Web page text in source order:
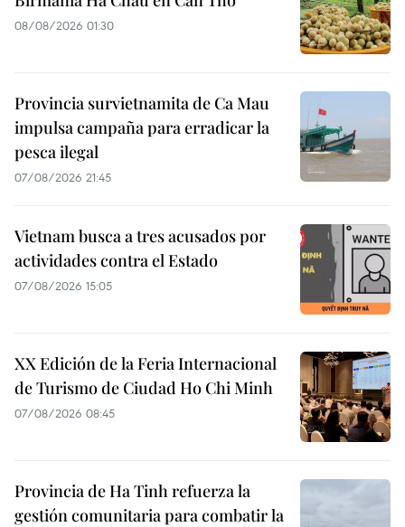
08/08/2026 01:30
Provincia survietnamita de Ca Mau
impulsa campaña para erradicar la
pesca ilegal
07/08/2026 21:45
Vietnam busca a tres acusados por
actividades contra el Estado
07/08/2026 15:05
XX Edición de la Feria Internacional
de Turismo de Ciudad Ho Chi Minh
07/08/2026 08:45
Provincia de Ha Tinh refuerza la
gestión comunitaria para combatir la